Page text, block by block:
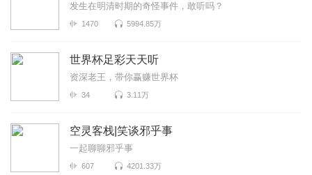
发生在明清时期的奇怪事件，敢听吗？
1470 5994.85万
世界杯足彩天天听
资深老王，带你赢赚世界杯
34 3.11万
空灵客栈|笑谈邪乎事
一起聊聊邪乎事
607 4201.33万